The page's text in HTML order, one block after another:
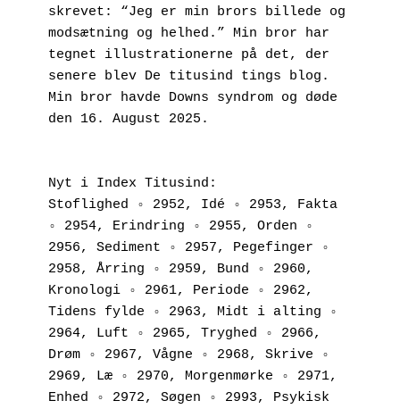
skrevet: “Jeg er min brors billede og
modsætning og helhed.” Min bror har
tegnet illustrationerne på det, der
senere blev De titusind tings blog.
Min bror havde Downs syndrom og døde
den 16. August 2025.
Nyt i Index Titusind:
Stoflighed ◦ 2952, Idé ◦ 2953, Fakta
◦ 2954, Erindring ◦ 2955, Orden ◦
2956, Sediment ◦ 2957, Pegefinger ◦
2958, Årring ◦ 2959, Bund ◦ 2960,
Kronologi ◦ 2961, Periode ◦ 2962,
Tidens fylde ◦ 2963, Midt i alting ◦
2964, Luft ◦ 2965, Tryghed ◦ 2966,
Drøm ◦ 2967, Vågne ◦ 2968, Skrive ◦
2969, Læ ◦ 2970, Morgenmørke ◦ 2971,
Enhed ◦ 2972, Søgen ◦ 2993, Psykisk